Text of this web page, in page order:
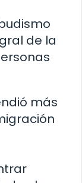
de la
más